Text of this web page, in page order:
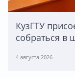
КузГТУ
собраться в
4 августа 2026